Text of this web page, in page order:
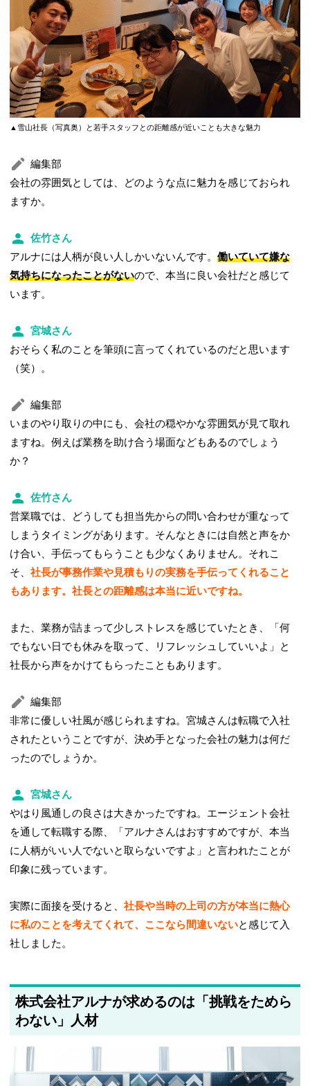
▲雪山社長（写真奥）と若手スタッフとの距離感が近いことも大きな魅力
編集部
会社の雰囲気としては、どのような点に魅力を感じておられ
ますか。
佐竹さん
アルナには人柄が良い人しかいないんです。働いていて嫌な
気持ちになったことがないので、本当に良い会社だと感じて
います。
宮城さん
おそらく私のことを筆頭に言ってくれているのだと思います
（笑）。
編集部
いまのやり取りの中にも、会社の穏やかな雰囲気が見て取れ
ますね。例えば業務を助け合う場面などもあるのでしょう
か？
佐竹さん
営業職では、どうしても担当先からの問い合わせが重なって
しまうタイミングがあります。そんなときには自然と声をか
け合い、手伝ってもらうことも少なくありません。それこ
そ、社長が事務作業や見積もりの実務を手伝ってくれること
もあります。社長との距離感は本当に近いですね。
また、業務が詰まって少しストレスを感じていたとき、「何
でもない日でも休みを取って、リフレッシュしていいよ」と
社長から声をかけてもらったこともあります。
編集部
非常に優しい社風が感じられますね。宮城さんは転職で入社
されたということですが、決め手となった会社の魅力は何だ
ったのでしょうか。
宮城さん
やはり風通しの良さは大きかったですね。エージェント会社
を通して転職する際、「アルナさんはおすすめですが、本当
に人柄がいい人でないと取らないですよ」と言われたことが
印象に残っています。
実際に面接を受けると、社長や当時の上司の方が本当に熱心
に私のことを考えてくれて、ここなら間違いないと感じて入
社しました。
株式会社アルナが求めるのは「挑戦をためら
わない」人材